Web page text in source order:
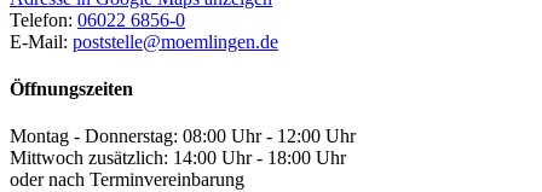
Telefon: 06022 6856-0
E-Mail: poststelle@moemlingen.de
Öffnungszeiten
Montag - Donnerstag: 08:00 Uhr - 12:00 Uhr
Mittwoch zusätzlich: 14:00 Uhr - 18:00 Uhr
oder nach Terminvereinbarung